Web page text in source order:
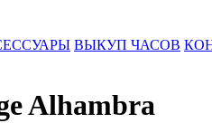
ВЫКУП ЧАСОВ
Alhambra